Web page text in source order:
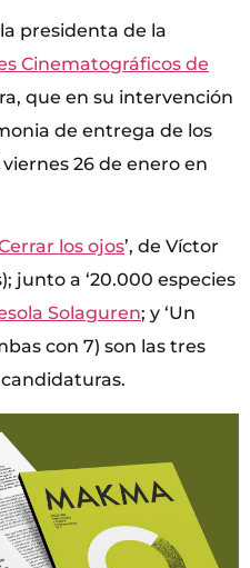
presidenta de la
Cinematográficos de
que en su intervención
de entrega de los
26 de enero en
los ojos’, de Víctor
junto a ‘20.000 especies
Solaguren; y ‘Un
con 7) son las tres